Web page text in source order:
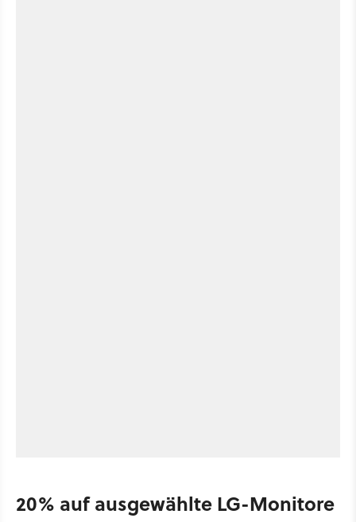
20% auf ausgewählte LG-Monitore